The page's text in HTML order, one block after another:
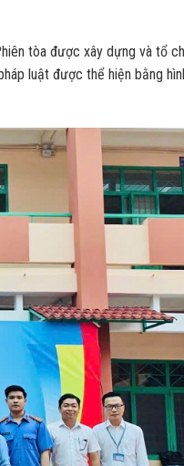
tòa được xây dựng và tổ
luật được thể hiện bằng